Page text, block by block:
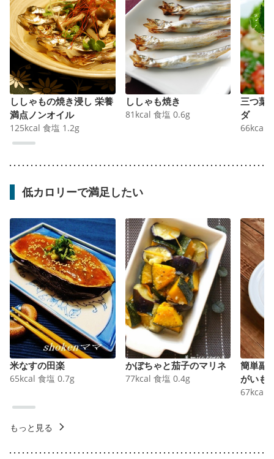
ししゃもの焼き浸し 栄養
満点ノンオイル
125kcal 食塩 1.2g
ししゃも焼き
81 kcal 食塩 0.6g
三つ葉
ダ
66kcal
低カロリーで満足したい
米なすの田楽
65kcal 食塩 0.7g
かぼちゃと茄子のマリネ
77kcal 食塩 0.4g
簡単副
がいも
67kcal
もっと見る